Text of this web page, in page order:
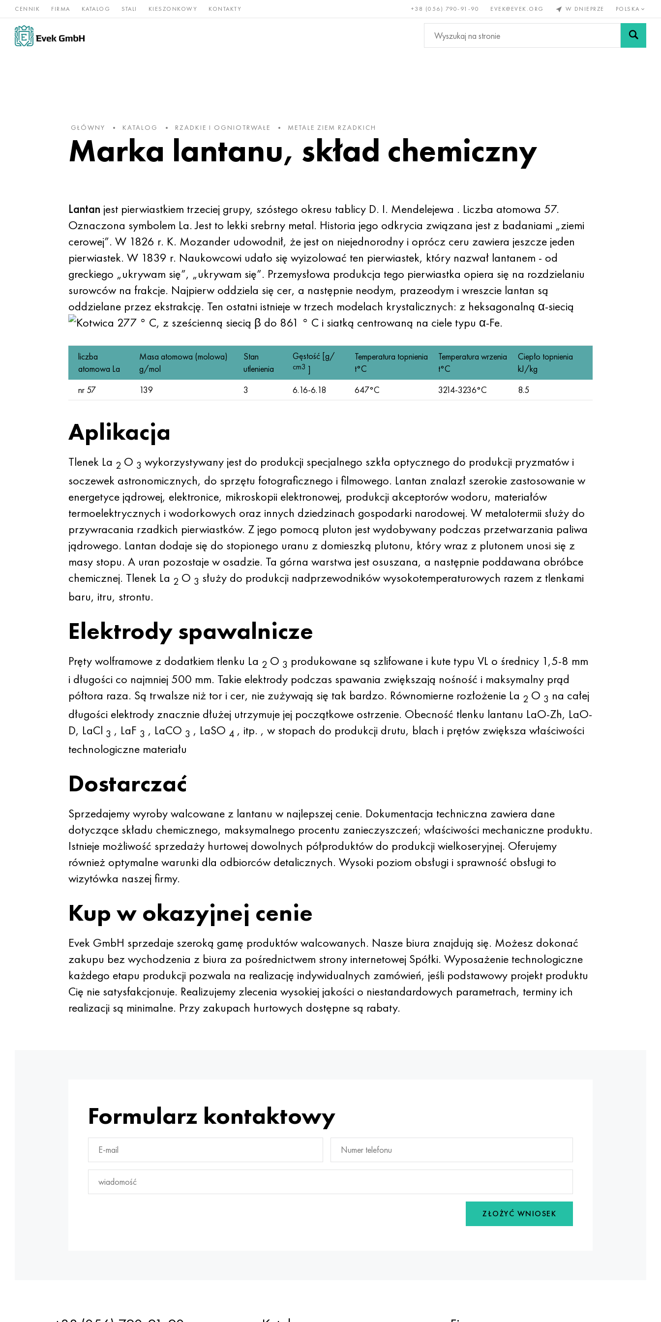
CENNIK FIRMA KATALOG STALI KIESZONKOWY KONTAKTY +38 (056) 790-91-90 EVEK@EVEK.ORG W DNIEPRZE POLSKA
Stopy
niklu
Stal Rzadkie i Brąz, miedź, Metale
nieżelazne
Stali Siatki i
GŁÓWNY KATALOG RZADKIE I OGNIOTRWAŁE METALE ZIEM RZADKICH
Marka lantanu, skład chemiczny
Lantan jest pierwiastkiem trzeciej grupy, szóstego okresu tablicy D. I. Mendelejewa . Liczba atomowa 57.
Oznaczona symbolem La. Jest to lekki srebrny metal. Historia jego odkrycia związana jest z badaniami „ziemi
cerowej”. W 1826 r. K. Mozander udowodnił, że jest on niejednorodny i oprócz ceru zawiera jeszcze jeden
pierwiastek. W 1839 r. Naukowcowi udało się wyizolować ten pierwiastek, który nazwał lantanem - od
greckiego „ukrywam się”, „ukrywam się”. Przemysłowa produkcja tego pierwiastka opiera się na rozdzielaniu
surowców na frakcje. Najpierw oddziela się cer, a następnie neodym, prazeodym i wreszcie lantan są
oddzielane przez ekstrakcję. Ten ostatni istnieje w trzech modelach krystalicznych: z heksagonalną α-siecią
277 ° C, z sześcienną siecią β do 861 ° C i siatką centrowaną na ciele typu α-Fe.
liczba
atomowa La
Masa atomowa (molowa)
g/mol
Stan
utlenienia
Gęstość [g/
cm3 ]
Temperatura topnienia
t°C
Temperatura wrzenia
t°C
Ciepło topnienia
kJ/kg
nr 57
139 3 6.16-6.18 647°С 3214-3236°С 8.5
Aplikacja
Tlenek La 2O 3 wykorzystywany jest do produkcji specjalnego szkła optycznego do produkcji pryzmatów i
soczewek astronomicznych, do sprzętu fotograficznego i filmowego. Lantan znalazł szerokie zastosowanie w
energetyce jądrowej, elektronice, mikroskopii elektronowej, produkcji akceptorów wodoru, materiałów
termoelektrycznych i wodorkowych oraz innych dziedzinach gospodarki narodowej. W metalotermii służy do
przywracania rzadkich pierwiastków. Z jego pomocą pluton jest wydobywany podczas przetwarzania paliwa
jądrowego. Lantan dodaje się do stopionego uranu z domieszką plutonu, który wraz z plutonem unosi się z
masy stopu. A uran pozostaje w osadzie. Ta górna warstwa jest osuszana, a następnie poddawana obróbce
chemicznej. Tlenek La 2O 3 służy do produkcji nadprzewodników wysokotemperaturowych razem z tlenkami
baru, itru, strontu.
Elektrody spawalnicze
Pręty wolframowe z dodatkiem tlenku La 2O 3 produkowane są szlifowane i kute typu VL o średnicy 1,5-8 mm
i długości co najmniej 500 mm. Takie elektrody podczas spawania zwiększają nośność i maksymalny prąd
półtora raza. Są trwalsze niż tor i cer, nie zużywają się tak bardzo. Równomierne rozłożenie La 2O 3 na całej
długości elektrody znacznie dłużej utrzymuje jej początkowe ostrzenie. Obecność tlenku lantanu LaO-Zh, LaO-
D, LaCl 3 , LaF 3 , LaCO 3 , LaSO 4 , itp. , w stopach do produkcji drutu, blach i prętów zwiększa właściwości
technologiczne materiału
Dostarczać
Sprzedajemy wyroby walcowane z lantanu w najlepszej cenie. Dokumentacja techniczna zawiera dane
dotyczące składu chemicznego, maksymalnego procentu zanieczyszczeń; właściwości mechaniczne produktu.
Istnieje możliwość sprzedaży hurtowej dowolnych półproduktów do produkcji wielkoseryjnej. Oferujemy
również optymalne warunki dla odbiorców detalicznych. Wysoki poziom obsługi i sprawność obsługi to
wizytówka naszej firmy.
Kup w okazyjnej cenie
Evek GmbH sprzedaje szeroką gamę produktów walcowanych. Nasze biura znajdują się. Możesz dokonać
zakupu bez wychodzenia z biura za pośrednictwem strony internetowej Spółki. Wyposażenie technologiczne
każdego etapu produkcji pozwala na realizację indywidualnych zamówień, jeśli podstawowy projekt produktu
Cię nie satysfakcjonuje. Realizujemy zlecenia wysokiej jakości o niestandardowych parametrach, terminy ich
realizacji są minimalne. Przy zakupach hurtowych dostępne są rabaty.
Formularz kontaktowy
ZŁOŻYĆ WNIOSEK